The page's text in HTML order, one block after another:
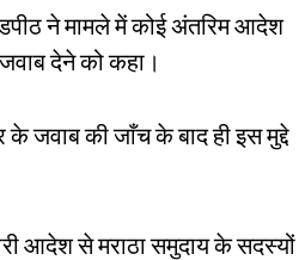
ने मामले में कोई अंतरिम आदेश
देने को कहा।
जवाब की जाँच के बाद ही इस मुद्दे
आदेश से मराठा समुदाय के सदस्यों